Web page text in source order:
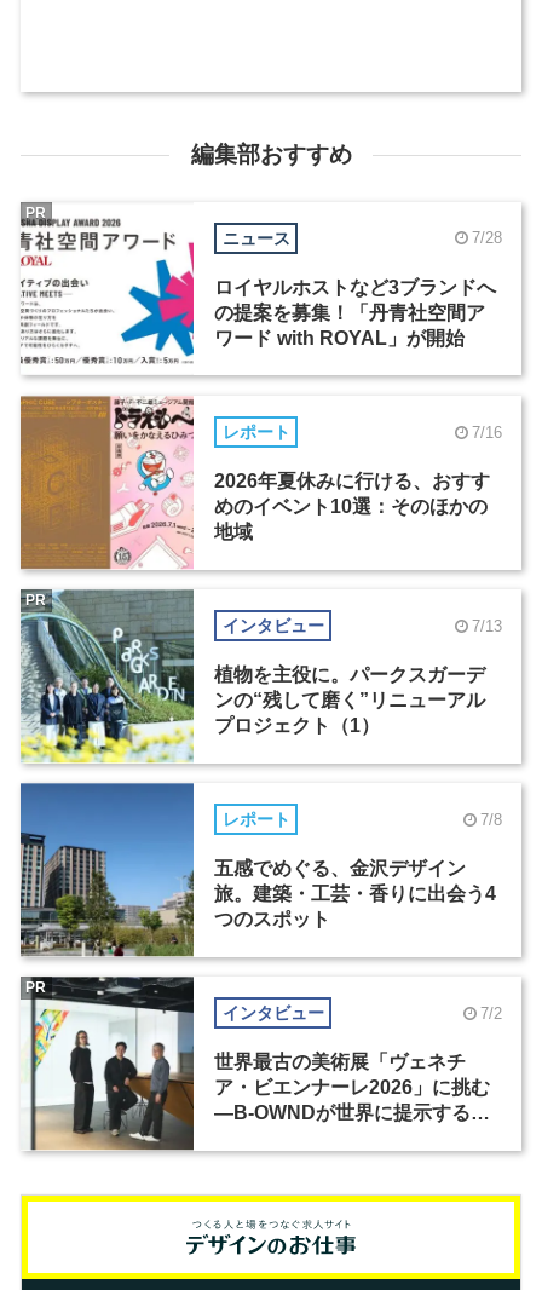
編集部おすすめ
ニュース 7/28
ロイヤルホストなど3ブランドへ
の提案を募集！「丹青社空間ア
ワード with ROYAL」が開始
PR
レポート 7/16
2026年夏休みに行ける、おすす
めのイベント10選：そのほかの
地域
インタビュー 7/13
植物を主役に。パークスガーデ
ンの“残して磨く”リニューアル
プロジェクト（1）
PR
レポート 7/8
五感でめぐる、金沢デザイン
旅。建築・工芸・香りに出会う4
つのスポット
インタビュー 7/2
世界最古の美術展「ヴェネチ
ア・ビエンナーレ2026」に挑む
―B-OWNDが世界に提示する美
PR